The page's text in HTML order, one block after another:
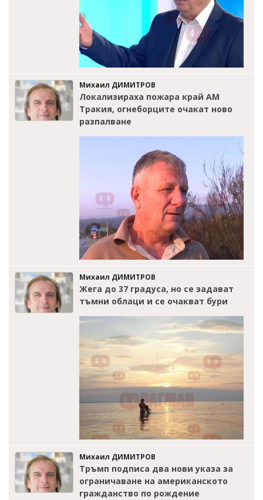
Михаил ДИМИТРОВ
Локализираха пожара край АМ
Тракия, огнеборците очакат ново
разпалване
Михаил ДИМИТРОВ
Жега до 37 градуса, но се задават
тъмни облаци и се очакват бури
Михаил ДИМИТРОВ
Тръмп подписа два нови указа за
ограничаване на американското
гражданство по рождение